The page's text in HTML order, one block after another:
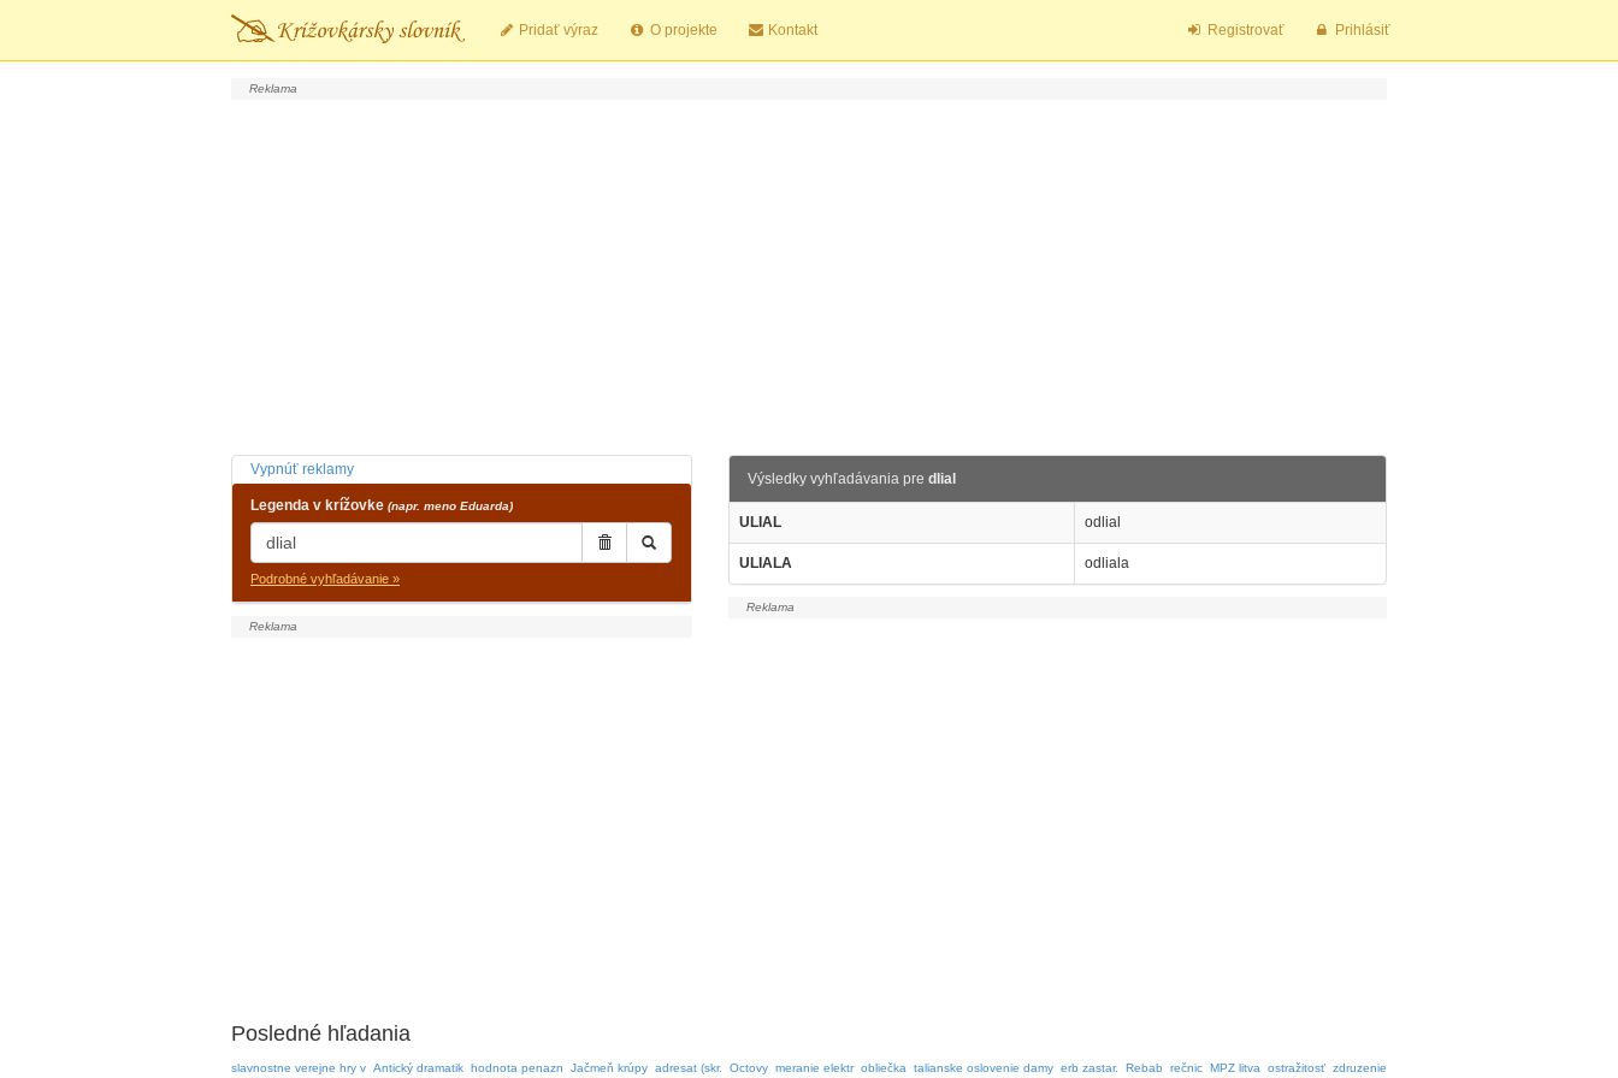
Pridať výraz O projekte Kontakt Registrovať Prihlásiť
Vypnúť reklamy
Legenda v krížovke (napr. meno Eduarda)
Podrobné vyhľadávanie »
Výsledky vyhľadávania pre dlial
ULIAL odlial
ULIALA odliala
Posledné hľadania
slavnostne verejne hry v Antický dramatik hodnota penazn Jačmeň krúpy adresat (skr. Octovy meranie elektr obliečka talianske oslovenie damy erb zastar. Rebab rečnic MPZ litva ostražitosť zdruzenie